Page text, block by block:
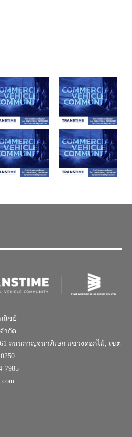
ณิชย์
ำกัด
ถนนกาญจนาภิเษก แขวงดอกไม้, เขต
7985